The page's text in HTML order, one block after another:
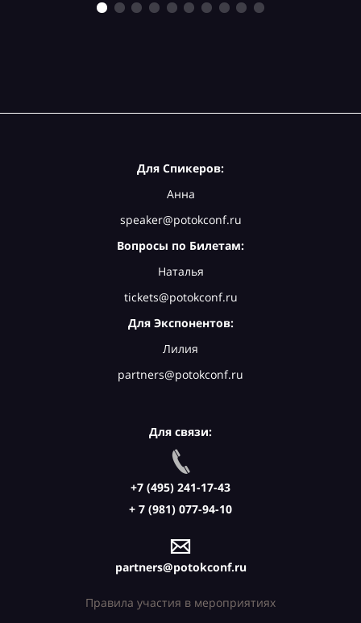
Для Спикеров:
Анна
speaker@potokconf.ru
Вопросы по Билетам:
Наталья
tickets@potokconf.ru
Для Экспонентов:
Лилия
partners@potokconf.ru
Для связи:
+7 (495) 241-17-43
+ 7 (981) 077-94-10
partners@potokconf.ru
Правила участия в мероприятиях